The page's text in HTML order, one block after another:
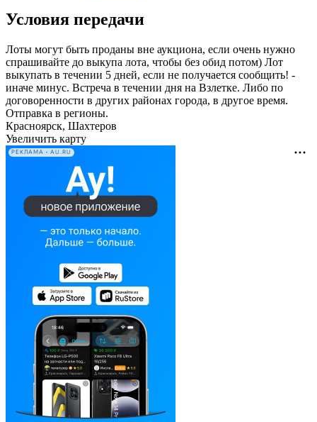
Условия передачи
Лоты могут быть проданы вне аукциона, если очень нужно
спрашивайте до выкупа лота, чтобы без обид потом) Лот
выкупать в течении 5 дней, если не получается сообщить! -
иначе минус. Встреча в течении дня на Взлетке. Либо по
договоренности в других районах города, в другое время.
Отправка в регионы.
Красноярск, Шахтеров
Увеличить карту
РЕКЛАМА • AU.RU